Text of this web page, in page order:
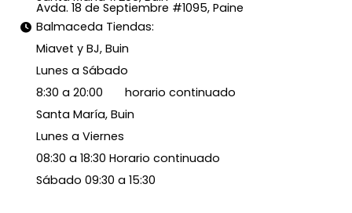
Avda. 18 de Septiembre #1095, Paine
Balmaceda Tiendas:
Miavet y BJ, Buin
Lunes a Sábado
8:30 a 20:00 horario continuado
Santa María, Buin
Lunes a Viernes
08:30 a 18:30 Horario continuado
Sábado 09:30 a 15:30